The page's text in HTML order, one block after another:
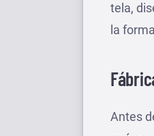
tela,
la
Antes